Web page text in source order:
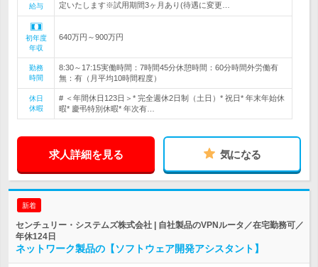
給与
定いたします※試用期間3ヶ月あり(待遇に変更…
初年度
年収
640万円～900万円
勤務
時間
8:30～17:15実働時間：7時間45分休憩時間：60分時間外労働有
無：有（月平均10時間程度）
休日
休暇
# ＜年間休日123日＞* 完全週休2日制（土日）* 祝日* 年末年始休
暇* 慶弔特別休暇* 年次有…
求人詳細を見る 気になる
新着
センチュリー・システムズ株式会社 | 自社製品のVPNルータ／在宅勤務可／
年休124日
ネットワーク製品の【ソフトウェア開発アシスタント】